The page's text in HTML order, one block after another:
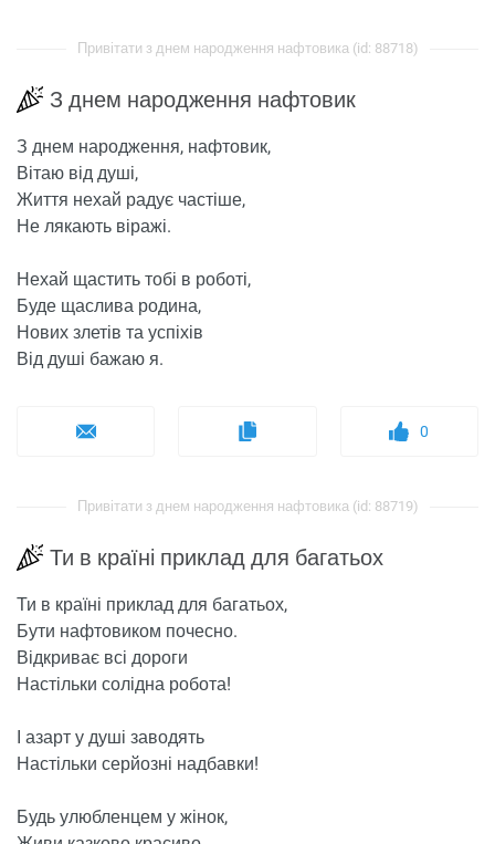
Привітати з днем ​​народження нафтовика (id: 88718)
З днем ​​народження нафтовик
З днем ​​народження, нафтовик,
Вітаю від душі,
Життя нехай радує частіше,
Не лякають віражі.
Нехай щастить тобі в роботі,
Буде щаслива родина,
Нових злетів та успіхів
Від душі бажаю я.
0
Привітати з днем ​​народження нафтовика (id: 88719)
Ти в країні приклад для багатьох
Ти в країні приклад для багатьох,
Бути нафтовиком почесно.
Відкриває всі дороги
Настільки солідна робота!
І азарт у душі заводять
Настільки серйозні надбавки!
Будь улюбленцем у жінок,